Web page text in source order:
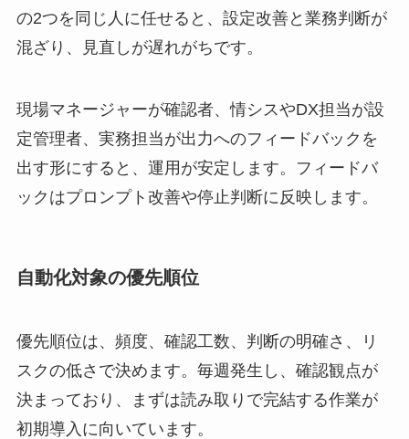
の2つを同じ人に任せると、設定改善と業務判断が
混ざり、見直しが遅れがちです。
現場マネージャーが確認者、情シスやDX担当が設
定管理者、実務担当が出力へのフィードバックを
出す形にすると、運用が安定します。フィードバ
ックはプロンプト改善や停止判断に反映します。
自動化対象の優先順位
優先順位は、頻度、確認工数、判断の明確さ、リ
スクの低さで決めます。毎週発生し、確認観点が
決まっており、まずは読み取りで完結する作業が
初期導入に向いています。